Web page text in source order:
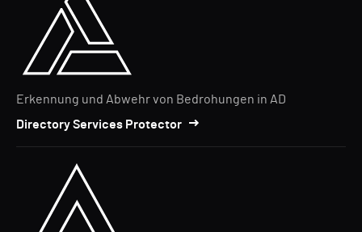
Erkennung und Abwehr von Bedrohungen in AD
Directory Services Protector